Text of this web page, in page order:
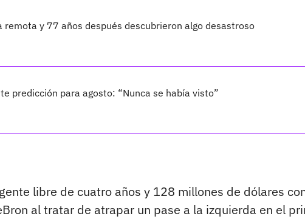
remota y 77 años después descubrieron algo desastroso
predicción para agosto: “Nunca se había visto”
libre de cuatro años y 128 millones de dólares
al tratar de atrapar un pase a la izquierda en el